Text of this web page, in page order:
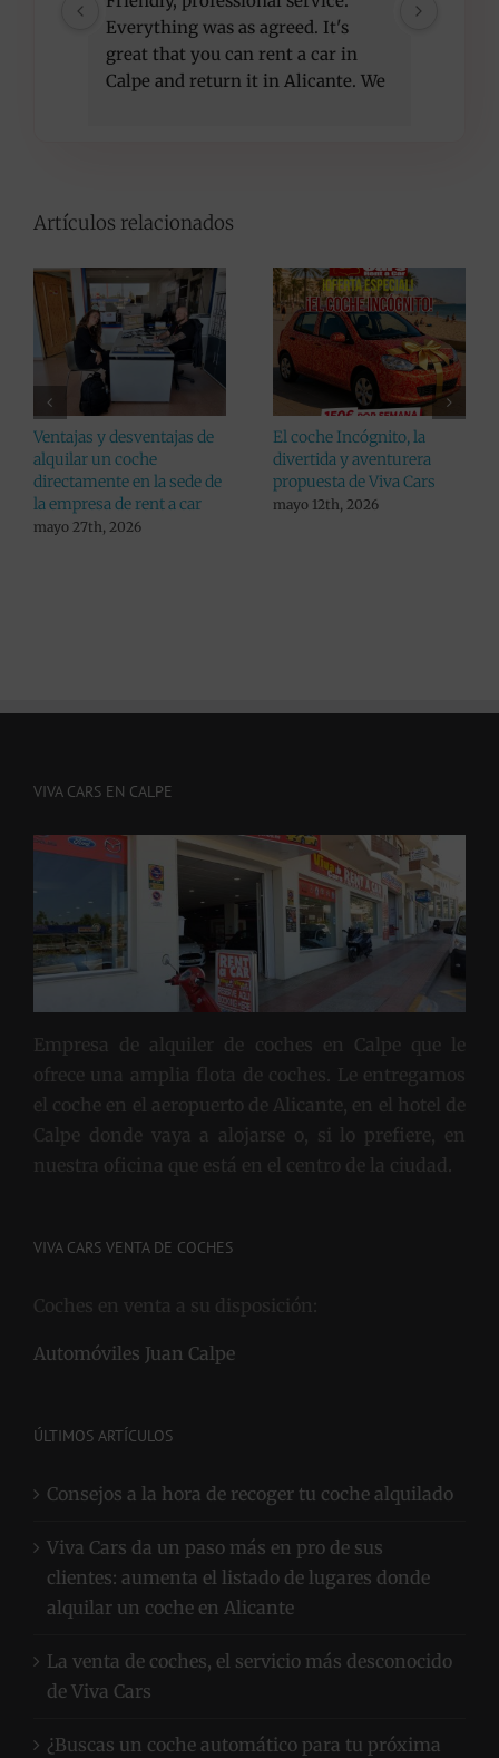
Everything was as agreed. It's
great that you can rent a car in
Calpe and return it in Alicante. We
Artículos relacionados
Ventajas y desventajas de
alquilar un coche
directamente en la sede de
la empresa de rent a car
mayo 27th, 2026
El coche Incógnito, la
divertida y aventurera
propuesta de Viva Cars
mayo 12th, 2026
VIVA CARS EN CALPE
Empresa de alquiler de coches en Calpe que le
ofrece una amplia flota de coches. Le entregamos
el coche en el aeropuerto de Alicante, en el hotel de
Calpe donde vaya a alojarse o, si lo prefiere, en
nuestra oficina que está en el centro de la ciudad.
VIVA CARS VENTA DE COCHES
Coches en venta a su disposición:
Automóviles Juan Calpe
ÚLTIMOS ARTÍCULOS
Consejos a la hora de recoger tu coche alquilado
Viva Cars da un paso más en pro de sus
clientes: aumenta el listado de lugares donde
alquilar un coche en Alicante
La venta de coches, el servicio más desconocido
de Viva Cars
¿Buscas un coche automático para tu próxima